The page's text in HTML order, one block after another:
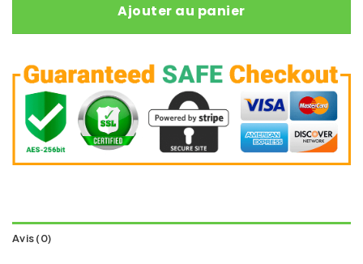
Ajouter au panier
Avis (0)